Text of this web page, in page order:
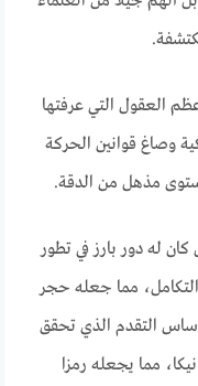
العقول التي عرفتها
وصاغ قوانين الحركة
مذهل من الدقة.
كان له دور بارز في تطور
مما جعله حجر
أساس التقدم الذي تحقق
مما يجعله رمزا